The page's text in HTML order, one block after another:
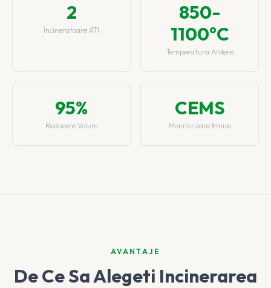
2
Incineratoare ATI
850-
1100°C
Temperatura Ardere
95%
Reducere Volum
CEMS
Monitorizare Emisii
AVANTAJE
De Ce Sa Alegeti Incinerarea